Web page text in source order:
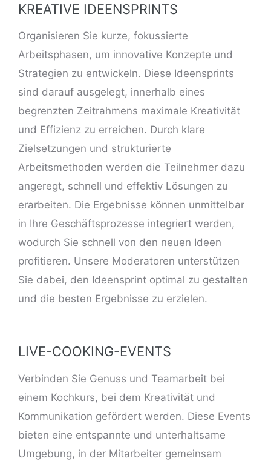
KREATIVE IDEENSPRINTS
Organisieren Sie kurze, fokussierte
Arbeitsphasen, um innovative Konzepte und
Strategien zu entwickeln. Diese Ideensprints
sind darauf ausgelegt, innerhalb eines
begrenzten Zeitrahmens maximale Kreativität
und Effizienz zu erreichen. Durch klare
Zielsetzungen und strukturierte
Arbeitsmethoden werden die Teilnehmer dazu
angeregt, schnell und effektiv Lösungen zu
erarbeiten. Die Ergebnisse können unmittelbar
in Ihre Geschäftsprozesse integriert werden,
wodurch Sie schnell von den neuen Ideen
profitieren. Unsere Moderatoren unterstützen
Sie dabei, den Ideensprint optimal zu gestalten
und die besten Ergebnisse zu erzielen.
LIVE-COOKING-EVENTS
Verbinden Sie Genuss und Teamarbeit bei
einem Kochkurs, bei dem Kreativität und
Kommunikation gefördert werden. Diese Events
bieten eine entspannte und unterhaltsame
Umgebung, in der Mitarbeiter gemeinsam